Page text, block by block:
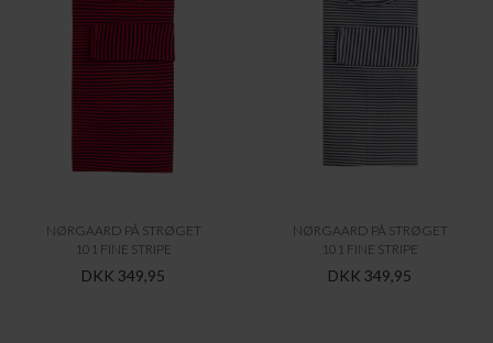
NØRGAARD PÅ STRØGET
101 FINE STRIPE
DKK 349,95
NØRGAARD PÅ STRØGET
101 FINE STRIPE
DKK 349,95